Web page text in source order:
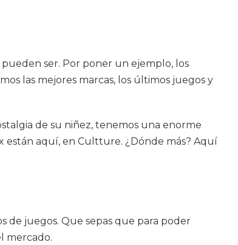
ser. Por poner un ejemplo, los
las mejores marcas, los últimos juegos y
de su niñez, tenemos una enorme
están aquí, en Cultture. ¿Dónde más? Aquí
de juegos. Que sepas que para poder
mercado.